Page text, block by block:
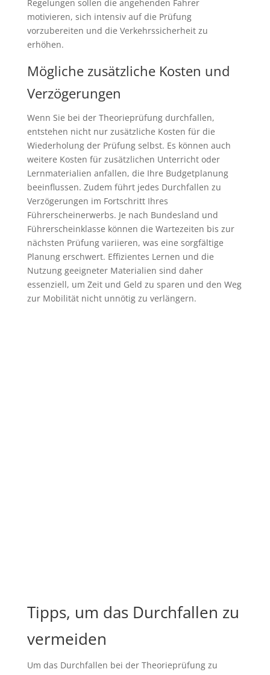
Regelungen sollen die angehenden Fahrer
motivieren, sich intensiv auf die Prüfung
vorzubereiten und die Verkehrssicherheit zu
erhöhen.
Mögliche zusätzliche Kosten und
Verzögerungen
Wenn Sie bei der Theorieprüfung durchfallen,
entstehen nicht nur zusätzliche Kosten für die
Wiederholung der Prüfung selbst. Es können auch
weitere Kosten für zusätzlichen Unterricht oder
Lernmaterialien anfallen, die Ihre Budgetplanung
beeinflussen. Zudem führt jedes Durchfallen zu
Verzögerungen im Fortschritt Ihres
Führerscheinerwerbs. Je nach Bundesland und
Führerscheinklasse können die Wartezeiten bis zur
nächsten Prüfung variieren, was eine sorgfältige
Planung erschwert. Effizientes Lernen und die
Nutzung geeigneter Materialien sind daher
essenziell, um Zeit und Geld zu sparen und den Weg
zur Mobilität nicht unnötig zu verlängern.
Tipps, um das Durchfallen zu
vermeiden
Um das Durchfallen bei der Theorieprüfung zu